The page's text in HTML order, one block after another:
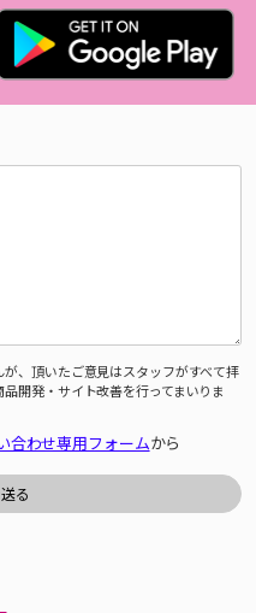
、頂いたご意見はスタッフがすべて拝
開発・サイト改善を行ってまいりま
合わせ専用フォームから